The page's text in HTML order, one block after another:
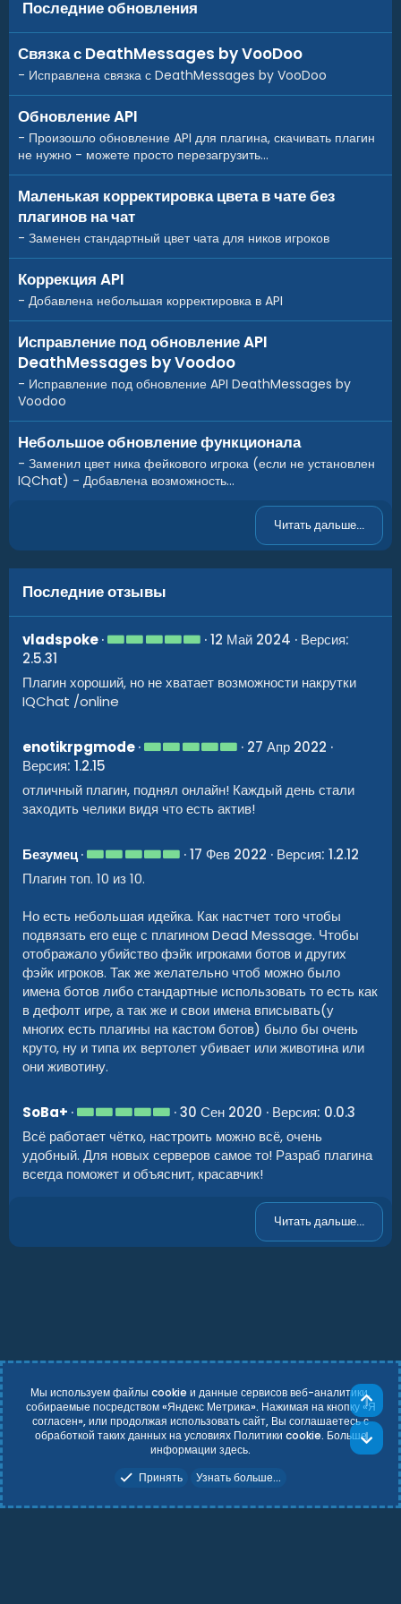
к моему плагину, из подключившихся уже есть : IQMenu,
XMenu (Monster), InfoPanel (Mevent), MicroPanel
(LAGZYA)
Поддержка других плагинов :
- Уже имеется поддержка множества плагинов, некоторые
из них : IQChat, IQReportSystem, IQMenu, XMenu,
XDStatistics, но любой из разработчиков всегда может
API
В будущем я собираюсь собрать большое количество
разработчиков, и договориться о связке их плагинов со
своим
Базы данных :
- Для генерации игроков и генерации сообщений имеется
2 типа баз данных, облачный и локальный
Облачная база данных - в ней собраны данные с
настоящих серверов от настоящих игроков
Локальная база данных - вы заполняете ее вручную в
конфигурации под свои желания
Последние обновления
Связка с DeathMessages by VooDoo
- Исправлена связка с DeathMessages by VooDoo
Обновление API
- Произошло обновление API для плагина, скачивать плагин
не нужно - можете просто перезагрузить...
Маленькая корректировка цвета в чате без
плагинов на чат
- Заменен стандартный цвет чата для ников игроков
Коррекция API
- Добавлена небольшая корректировка в API
Исправление под обновление API
DeathMessages by Voodoo
- Исправление под обновление API DeathMessages by
Voodoo
Небольшое обновление функционала
- Заменил цвет ника фейкового игрока (если не установлен
IQChat) - Добавлена возможность...
Читать дальше...
Последние отзывы
vladspoke 5
0
з
д
12 Май 2024
Версия:
2.5.31
Плагин хороший, но не хватает возможности накрутки
IQChat /online
enotikrpgmode 5
0
з
в
д
27 Апр 2022
Версия: 1.2.15
отличный плагин, поднял онлайн! Каждый день стали
заходить челики видя что есть актив!
Безумец 5
в
ё
з
д
17 Фев 2022
Версия: 1.2.12
Плагин топ. 10 из 10.
Но есть небольшая идейка. Как настчет того чтобы
подвязать его еще с плагином Dead Message. Чтобы
отображало убийство фэйк игроками ботов и других
фэйк игроков. Так же желательно чтоб можно было
имена ботов либо стандартные использовать то есть как
в дефолт игре, а так же и свои имена вписывать(у
многих есть плагины на кастом ботов) было бы очень
круто, ну и типа их вертолет убивает или животина или
они животину.
SoBa+ 5
0
0
з
в
30 Сен 2020
Версия: 0.0.3
Всё работает чётко, настроить можно всё, очень
удобный. Для новых серверов самое то! Разраб плагина
всегда поможет и объяснит, красавчик!
Читать дальше...
Russian (RU)
Условия и правила
Политика конфиденциальности
Справка Главная
R
Мы используем файлы cookie и данные сервисов веб-аналитики,
собираемые посредством «Яндекс Метрика». Нажимая на кнопку «Я
согласен», или продолжая использовать сайт, Вы соглашаетесь с
обработкой таких данных на условиях Политики cookie. Больше
информации здесь.
Принять
Узнать больше...